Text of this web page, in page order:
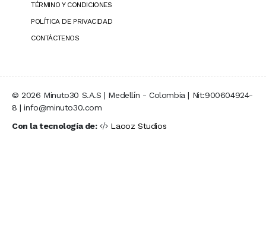
TÉRMINO Y CONDICIONES
POLÍTICA DE PRIVACIDAD
CONTÁCTENOS
© 2026 Minuto30 S.A.S | Medellín - Colombia | Nit:900604924-
8 | info@minuto30.com
Con la tecnología de:
Laooz Studios